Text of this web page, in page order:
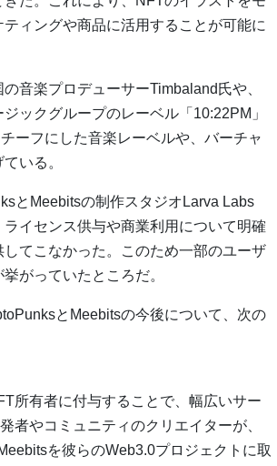
ィングや商品に活用することが可能に
音楽プロデューサーTimbaland氏や、
ックグループのレーベル「10:22PM」
ーフにした音楽レーベルや、バーチャ
いる。
とMeebitsの制作スタジオLarva Labs
イセンス供与や商業利用について明確
てこなかった。このため一部のユーザ
がっていたところだ。
とMeebitsの今後について、次の
所有者に付与することで、幅広いサー
者やコミュニティのクリエイターが、
を彼らのWeb3.0プロジェクトに取